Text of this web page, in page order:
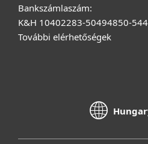
Bankszámlaszám:
K&H 10402283-50494850-
További elérhetőségek